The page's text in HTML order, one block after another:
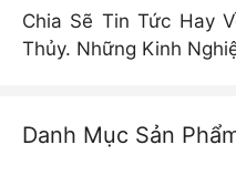
Chia Sẽ Tin Tức Hay
Thủy. Những Kinh
Danh Mục Sản